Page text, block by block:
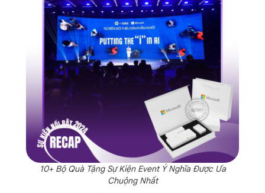
10+ Bộ Quà Tặng Sự Kiện Event Ý Nghĩa Được Ưa
Chuộng Nhất